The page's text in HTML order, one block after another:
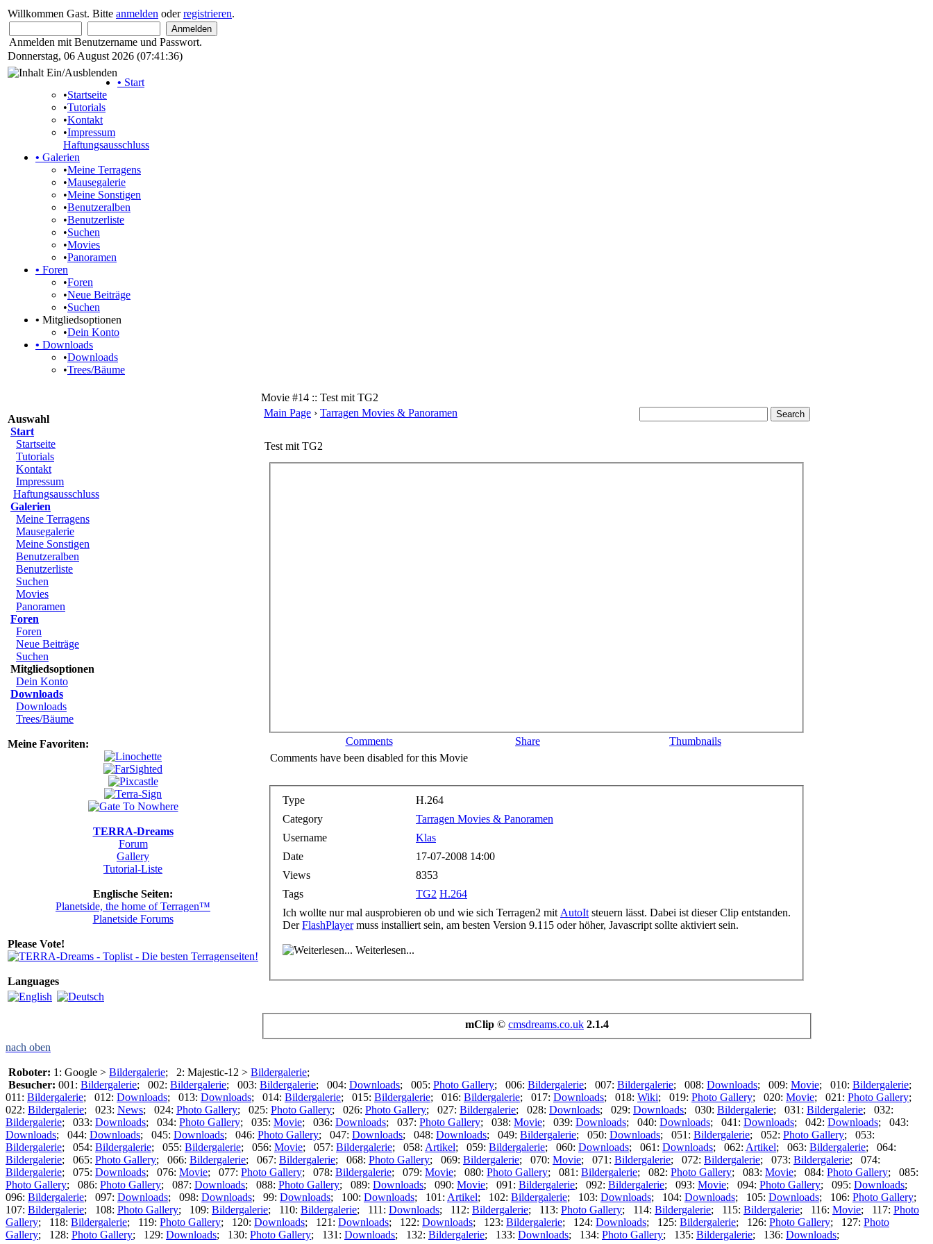
Willkommen Gast. Bitte anmelden oderregistrieren.
Anmelden mit Benutzername und Passwort.
Donnerstag, 06 August 2026 (07:41:36)
• Start
•Startseite
•Tutorials
•Kontakt
•Impressum
Haftungsausschluss
• Galerien
•Meine Terragens
•Mausegalerie
•Meine Sonstigen
•Benutzeralben
•Benutzerliste
•Suchen
•Movies
•Panoramen
• Foren
•Foren
•Neue Beiträge
•Suchen
• Mitgliedsoptionen
•Dein Konto
• Downloads
•Downloads
•Trees/Bäume
Auswahl
Start
Startseite
Tutorials
Kontakt
Impressum
Haftungsausschluss
Galerien
Meine Terragens
Mausegalerie
Meine Sonstigen
Benutzeralben
Benutzerliste
Suchen
Movies
Panoramen
Foren
Foren
Neue Beiträge
Suchen
Mitgliedsoptionen
Dein Konto
Downloads
Downloads
Trees/Bäume
Meine Favoriten:
TERRA-Dreams
Forum
Gallery
Tutorial-Liste
Englische Seiten:
Planetside, the home of Terragen™
Planetside Forums
Please Vote!
Languages
Movie #14 :: Test mit TG2
Main Page › Tarragen Movies & Panoramen
Test mit TG2
Comments Share
Thumbnails
Comments have been disabled for this Movie
Type
H.264
Category
Tarragen Movies & Panoramen
Username
Klas
Date
17-07-2008 14:00
Views
8353
Tags
TG2 H.264
Ich wollte nur mal ausprobieren ob und wie sich Terragen2 mit AutoIt steuern lässt. Dabei ist dieser Clip entstanden.
DerFlashPlayermuss installiert sein, am besten Version 9.115 oder höher, Javascript sollte aktiviert sein.
Weiterlesen...
mClip © cmsdreams.co.uk 2.1.4
nach oben
Roboter: 1: Google > Bildergalerie; 2: Majestic-12 > Bildergalerie;
Besucher: 001: Bildergalerie; 002: Bildergalerie; 003: Bildergalerie; 004: Downloads; 005: Photo Gallery; 006: Bildergalerie; 007: Bildergalerie; 008: Downloads; 009: Movie; 010: Bildergalerie;
011: Bildergalerie; 012: Downloads; 013: Downloads; 014: Bildergalerie; 015: Bildergalerie; 016: Bildergalerie; 017: Downloads; 018: Wiki; 019: Photo Gallery; 020: Movie; 021: Photo Gallery;
022: Bildergalerie; 023: News; 024: Photo Gallery; 025: Photo Gallery; 026: Photo Gallery; 027: Bildergalerie; 028: Downloads; 029: Downloads; 030: Bildergalerie; 031: Bildergalerie; 032:
Bildergalerie; 033: Downloads; 034: Photo Gallery; 035: Movie; 036: Downloads; 037: Photo Gallery; 038: Movie; 039: Downloads; 040: Downloads; 041: Downloads; 042: Downloads; 043:
Downloads; 044: Downloads; 045: Downloads; 046: Photo Gallery; 047: Downloads; 048: Downloads; 049: Bildergalerie; 050: Downloads; 051: Bildergalerie; 052: Photo Gallery; 053:
Bildergalerie; 054: Bildergalerie; 055: Bildergalerie; 056: Movie; 057: Bildergalerie; 058: Artikel; 059: Bildergalerie; 060: Downloads; 061: Downloads; 062: Artikel; 063: Bildergalerie; 064:
Bildergalerie; 065: Photo Gallery; 066: Bildergalerie; 067: Bildergalerie; 068: Photo Gallery; 069: Bildergalerie; 070: Movie; 071: Bildergalerie; 072: Bildergalerie; 073: Bildergalerie; 074:
Bildergalerie; 075: Downloads; 076: Movie; 077: Photo Gallery; 078: Bildergalerie; 079: Movie; 080: Photo Gallery; 081: Bildergalerie; 082: Photo Gallery; 083: Movie; 084: Photo Gallery; 085:
Photo Gallery; 086: Photo Gallery; 087: Downloads; 088: Photo Gallery; 089: Downloads; 090: Movie; 091: Bildergalerie; 092: Bildergalerie; 093: Movie; 094: Photo Gallery; 095: Downloads;
096: Bildergalerie; 097: Downloads; 098: Downloads; 99: Downloads; 100: Downloads; 101: Artikel; 102: Bildergalerie; 103: Downloads; 104: Downloads; 105: Downloads; 106: Photo Gallery;
107: Bildergalerie; 108: Photo Gallery; 109: Bildergalerie; 110: Bildergalerie; 111: Downloads; 112: Bildergalerie; 113: Photo Gallery; 114: Bildergalerie; 115: Bildergalerie; 116: Movie; 117: Photo
Gallery; 118: Bildergalerie; 119: Photo Gallery; 120: Downloads; 121: Downloads; 122: Downloads; 123: Bildergalerie; 124: Downloads; 125: Bildergalerie; 126: Photo Gallery; 127: Photo
Gallery; 128: Photo Gallery; 129: Downloads; 130: Photo Gallery; 131: Downloads; 132: Bildergalerie; 133: Downloads; 134: Photo Gallery; 135: Bildergalerie; 136: Downloads;